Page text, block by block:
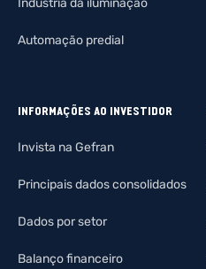
Indústria da iluminação
Automação predial
INFORMAÇÕES AO INVESTIDOR
Invista na Gefran
Principais dados consolidados
Dados por setor
Balanço financeiro